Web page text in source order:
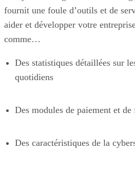
fournit une foule d’outils et de
aider et développer votre
comme…
Des statistiques détaillées sur
quotidiens
Des modules de paiement et
Des caractéristiques de la